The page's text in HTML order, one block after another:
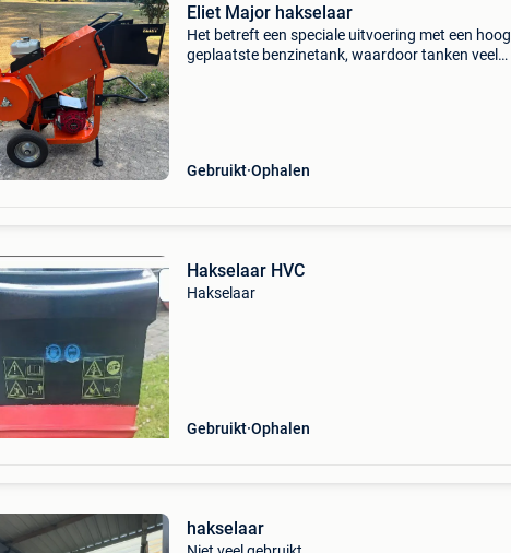
Eliet Major hakselaar
Het betreft een speciale uitvoering met een hoog
geplaatste benzinetank, waardoor tanken veel
Gebruikt Ophalen
Hakselaar HVC
Hakselaar
Gebruikt Ophalen
hakselaar